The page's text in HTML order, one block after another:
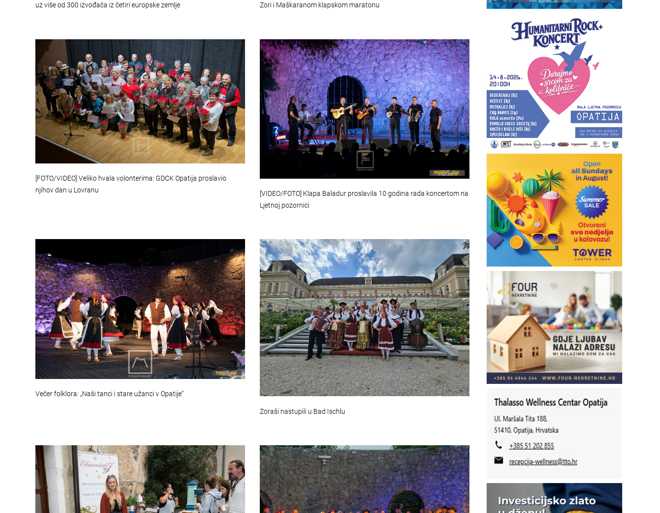
uz više od 300 izvođača iz četiri europske zemlje
Zori i Maškaranom klapskom maratonu
[FOTO/VIDEO] Veliko hvala volonterima: GDCK Opatija proslavio
njihov dan u Lovranu
[VIDEO/FOTO] Klapa Baladur proslavila 10 godina rada koncertom na
Ljetnoj pozornici
Večer folklora: „Naši tanci i stare užanci v Opatije“
Zoraši nastupili u Bad Ischlu